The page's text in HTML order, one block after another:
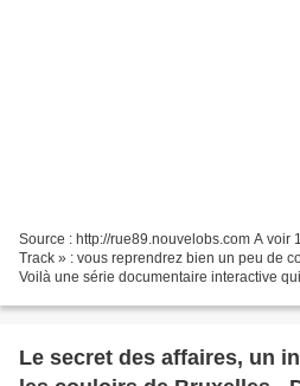
Source : http://rue89.nouvelobs.com A voir
Track » : vous reprendrez bien un peu de
Voilà une série documentaire interactive
Le secret des affaires, un